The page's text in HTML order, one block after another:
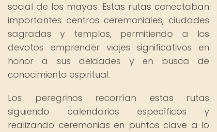
social de los mayas. Estas rutas conectaban
importantes centros ceremoniales, ciudades
sagradas y templos, permitiendo a los
devotos emprender viajes significativos en
honor a sus deidades y en busca de
conocimiento espiritual.
Los peregrinos recorrían estas rutas
siguiendo calendarios específicos y
realizando ceremonias en puntos clave a lo